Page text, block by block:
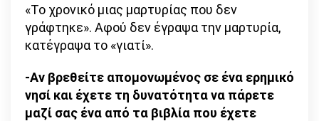
«Το χρονικό μιας μαρτυρίας που δεν
γράφτηκε». Αφού δεν έγραψα την μαρτυρία,
κατέγραψα το «γιατί».
-Αν βρεθείτε απομονωμένος σε ένα ερημικό
νησί και έχετε τη δυνατότητα να πάρετε
μαζί σας ένα από τα βιβλία που έχετε